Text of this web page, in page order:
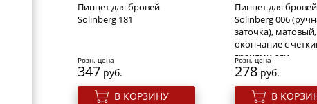
В КОРЗИНУ
В
арт. 700v-FAM011BlS
Пинцет для бровей
Solinberg 181
Розн. цена
347 руб.
В КОРЗИНУ
Пинцет для бровей
Solinberg 006
заточка),
окончание с
гранями,дли
Розн. цена
278 руб.
В